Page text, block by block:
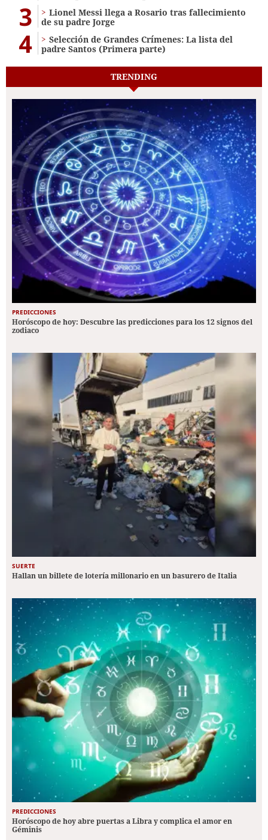
3
Lionel Messi llega a Rosario tras fallecimiento
de su padre Jorge
4
Selección de Grandes Crímenes: La lista del
padre Santos (Primera parte)
TRENDING
PREDICCIONES
Horóscopo de hoy: Descubre las predicciones para los 12 signos del
zodiaco
SUERTE
Hallan un billete de lotería millonario en un basurero de Italia
PREDICCIONES
Horóscopo de hoy abre puertas a Libra y complica el amor en
Géminis